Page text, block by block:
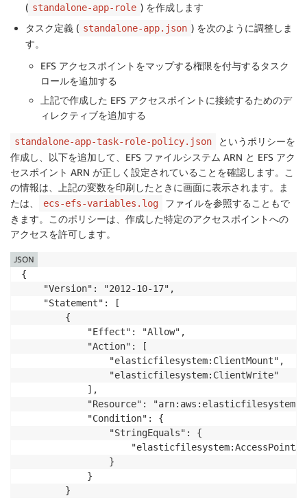
( standalone-app-role ) を作成します
タスク定義 ( standalone-app.json ) を次のように調整しま
す。
EFS アクセスポイントをマップする権限を付与するタスク
ロールを追加する
上記で作成した EFS アクセスポイントに接続するためのデ
ィレクティブを追加する
standalone-app-task-role-policy.json
というポリシーを
作成し、以下を追加して、EFS ファイルシステム ARN と EFS アク
セスポイント ARN が正しく設定されていることを確認します。こ
の情報は、上記の変数を印刷したときに画面に表示されます。ま
たは、
ecs-efs-variables.log
ファイルを参照することもで
きます。このポリシーは、作成した特定のアクセスポイントへの
アクセスを許可します。
{
    "Version": "2012-10-17",
    "Statement": [
        {
            "Effect": "Allow",
            "Action": [
                "elasticfilesystem:ClientMount",
                "elasticfilesystem:ClientWrite"
            ],
"Resource":
            "Condition": {
                "StringEquals": {
                }
            }
        }
JSON